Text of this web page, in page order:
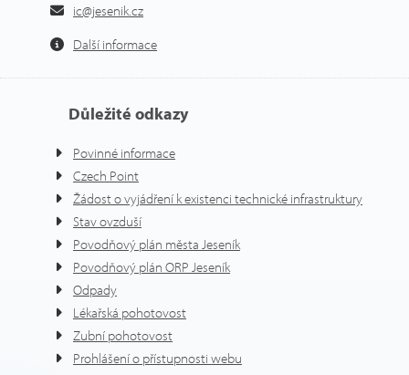
ic@jesenik.cz
Další informace
Důležité odkazy
Povinné informace
Czech Point
Žádost o vyjádření k existenci technické infrastruktury
Stav ovzduší
Povodňový plán města Jeseník
Povodňový plán ORP Jeseník
Odpady
Lékařská pohotovost
Zubní pohotovost
Prohlášení o přístupnosti webu